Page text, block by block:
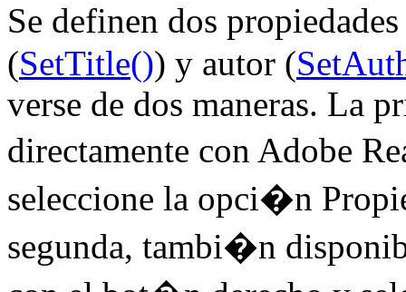
Se definen dos
(SetTitle()) y autor (
verse de dos maneras. La
directamente con Adobe
seleccione la opci�n
segunda, tambi�n